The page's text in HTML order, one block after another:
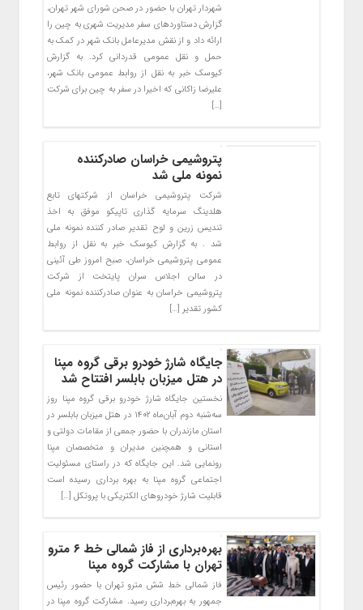
شهردار تهران با حضور در صحن شورای شهر تهران،
گزارش دستاوردهای سفر مدیریت شهری به چین را
ارائه داد و از نقش مدیرعامل بانک شهر در کمک به
حمل و نقل عمومی قدردانی کرد. به گزارش
کیوسک خبر به نقل از روابط عمومی بانک شهر،
علیرضا زاکانی که اخیرا در سفر به چین برای شرکت
[…]
پتروشیمی خراسان صادرکننده
نمونه ملی شد
شرکت پتروشیمی خراسان از شرکتهای تابع
هلدینگ سرمایه گذاری تاپیکو موفق به اخذ
تندیس زرین و لوح تقدیر صادر کننده نمونه ملی
شد . به گزارش کیوسک خبر به نقل از روابط
عمومی پتروشیمی خراسان، صبح امروز طی آئینی
در سالن اجلاس سران پایتخت از شرکت
پتروشیمی خراسان به عنوان صادرکننده نمونه ملی
کشور تقدیر […]
جایگاه شارژ خودرو برقی گروه مپنا
در هتل میزبان بابلسر افتتاح شد
نخستین جایگاه شارژ خودرو برقی گروه مپنا روز
سه‌شنبه دوم آبان‌ماه ۱۴۰۲ در هتل میزبان بابلسر در
استان مازندران با حضور جمعی از مقامات دولتی و
استانی و همچنین مدیران و متخصصان مپنا
رونمایی شد. این جایگاه‌ که در راستای مسئولیت
اجتماعی گروه مپنا به بهره برداری رسیده است
قابلیت شارژ خودروهای الکتریکی با پروتکل […]
بهره‌برداری از فاز شمالی خط ۶ مترو
تهران با مشارکت گروه مپنا
فاز شمالی خط شش مترو تهران با حضور رئیس
جمهور به بهره‌برداری رسید. مشارکت گروه مپنا در